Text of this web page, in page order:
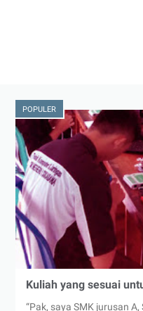
POPULER
Kuliah yang sesuai
“Pak, saya SMK jurusan